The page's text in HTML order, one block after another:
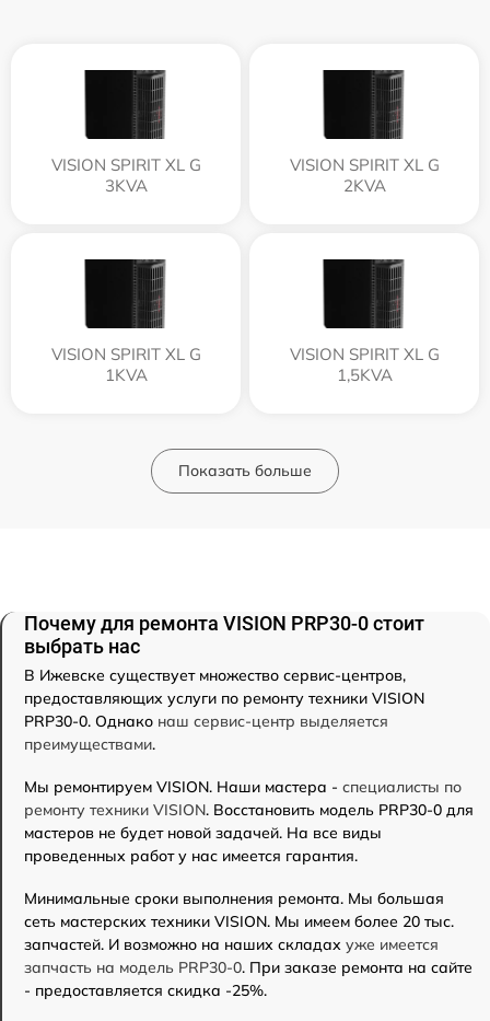
VISION SPIRIT XL G
3KVA
VISION SPIRIT XL G
2KVA
VISION SPIRIT XL G
1KVA
VISION SPIRIT XL G
1,5KVA
Показать больше
Почему для ремонта VISION PRP30-0 стоит
выбрать нас
В Ижевске существует множество сервис-центров,
предоставляющих услуги по ремонту техники VISION
PRP30-0. Однако наш сервис-центр выделяется
преимуществами.
Мы ремонтируем VISION. Наши мастера - специалисты по
ремонту техники VISION. Восстановить модель PRP30-0 для
мастеров не будет новой задачей. На все виды
проведенных работ у нас имеется гарантия.
Минимальные сроки выполнения ремонта. Мы большая
сеть мастерских техники VISION. Мы имеем более 20 тыс.
запчастей. И возможно на наших складах уже имеется
запчасть на модель PRP30-0. При заказе ремонта на сайте
- предоставляется скидка -25%.